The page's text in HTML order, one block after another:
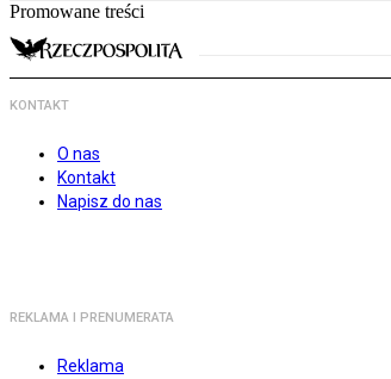
Promowane treści
KONTAKT
O nas
Kontakt
Napisz do nas
REKLAMA I PRENUMERATA
Reklama